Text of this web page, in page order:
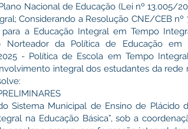
Nacional de Educação (Lei nº 13.005/
Considerando a Resolução CNE/CEB nº
para a Educação Integral em Tempo
Norteador da Política de Educação em
- Política de Escola em Tempo
integral dos estudantes da rede
Sistema Municipal de Ensino de Plácido
na Educação Básica”, sob a